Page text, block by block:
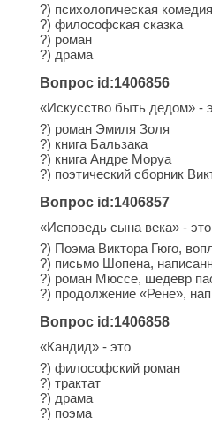
?) психологическая комедия
?) философская сказка
?) роман
?) драма
Вопрос id:1406856
«Искусство быть дедом» -
?) роман Эмиля Золя
?) книга Бальзака
?) книга Андре Моруа
?) поэтический сборник
Вопрос id:1406857
«Исповедь сына века» - это
?) Поэма Виктора Гюго,
?) письмо Шопена,
?) роман Мюссе, шедевр
?) продолжение «Рене»,
Вопрос id:1406858
«Кандид» - это
?) философский роман
?) трактат
?) драма
?) поэма